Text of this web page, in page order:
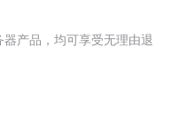
产品，均可享受无理由退